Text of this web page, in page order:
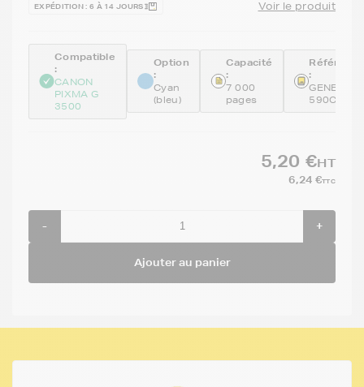
EXPÉDITION : 6 À 14 JOURS Voir le produit
Compatible
:
CANON
PIXMA G
3500
Option
:
Cyan
(bleu)
Capacité
:
7 000
pages
Référence
:
GENEGI-
590C
5,20 €HT
6,24 €TTC
- +
Ajouter au panier